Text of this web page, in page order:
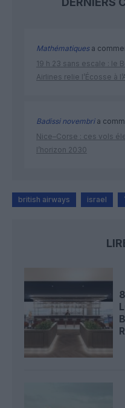
Mathématiquesa
19 h 23 sans escale : le
Airlines relie l’Écosse à
Badissi novembria
Nice–Corse : ces vols
l’horizon 2030
british airways israel